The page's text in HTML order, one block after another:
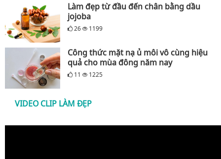
Làm đẹp từ đầu đến chân bằng dầu
jojoba
26 1199
Công thức mặt nạ ủ môi vô cùng hiệu
quả cho mùa đông năm nay
11 1225
VIDEO CLIP LÀM ĐẸP